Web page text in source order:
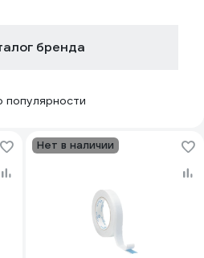
бренда
популярности
Нет в наличии